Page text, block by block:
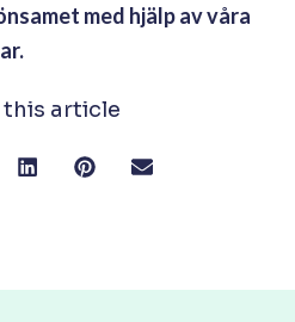
med hjälp av våra
this article